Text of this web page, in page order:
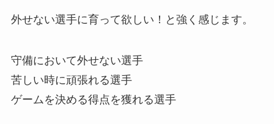
外せない選手に育って欲しい！と強く感じます。
守備において外せない選手
苦しい時に頑張れる選手
ゲームを決める得点を獲れる選手